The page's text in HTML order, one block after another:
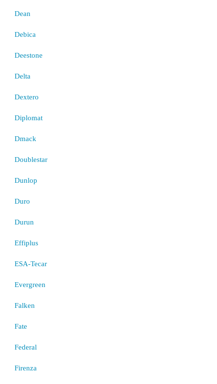
Dean
Debica
Deestone
Delta
Dextero
Diplomat
Dmack
Doublestar
Dunlop
Duro
Durun
Effiplus
ESA-Tecar
Evergreen
Falken
Fate
Federal
Firenza